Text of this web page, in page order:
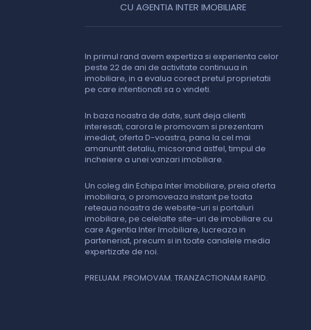
CU AGENTIA INTER IMOBILIARE
In primul rand avem expertiza si experienta celor
peste 22 de ani de activitate continuua in
imobiliare, in a evalua corect pretul proprietatii
pe care intentionati sa o vindeti.
In baza noastra de date, sunt deja clienti
interesati, carora le promovam si prezentam
imediat, oferta D-voastra, pana la cel mai
amanuntit detaliu, micsorand astfel, timpul de
incheiere a unei vanzari imobiliare.
Un coleg din Echipa Inter Imobiliare, preia oferta
imobiliara, o promoveaza instant pe toata
reteaua noastra de website-uri si portaluri
imobiliare, pe celelalte site-uri de imobiliare cu
care Agentia Inter Imobiliare, lucreaza in
parteneriat, precum si in toate canalele media
expertizate de noi.
PRELUAM. PROMOVAM. TRANZACTIONAM RAPID.